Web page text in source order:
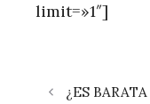
limit=»1″]
¿ES